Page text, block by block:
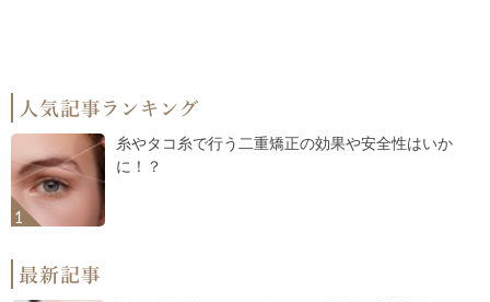
糸やタコ糸で行う二重矯正の効果や安全性はいか
に！？